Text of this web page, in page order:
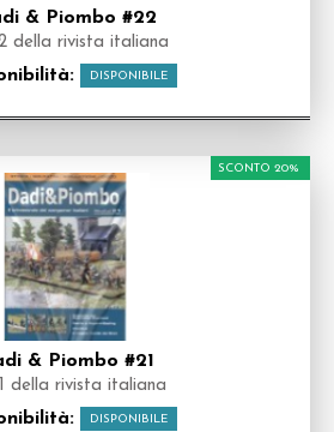
& Piombo #22
della rivista italiana
DISPONIBILE
& Piombo #21
della rivista italiana
DISPONIBILE
SCONTO 20%